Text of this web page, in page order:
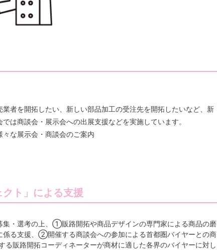
者を開拓したい、新しい部品加工の受注先を開拓したいなど、新
は商談会・展示会への出展支援などを実施しています。
な展示会・商談会のご案内
クト」による支援
集・選考の上、①販路開拓や商品デザインの専門家による商品の磨
係る支援、②開催する商談会への参加による首都圏バイヤーとの商
販路開拓コーディネーターが商材に適した各界のバイヤーに対し